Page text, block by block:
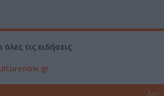
τις ειδήσεις